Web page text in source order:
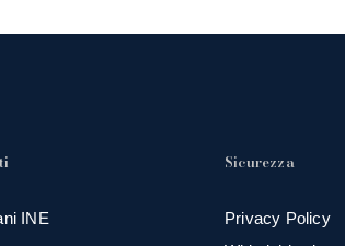
INE
Sicurezza
Privacy Policy